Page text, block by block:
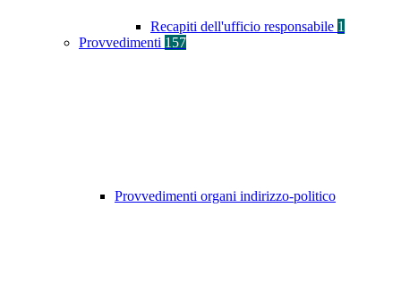
Recapiti dell'ufficio responsabile 1
Provvedimenti 157
Provvedimenti organi indirizzo-politico